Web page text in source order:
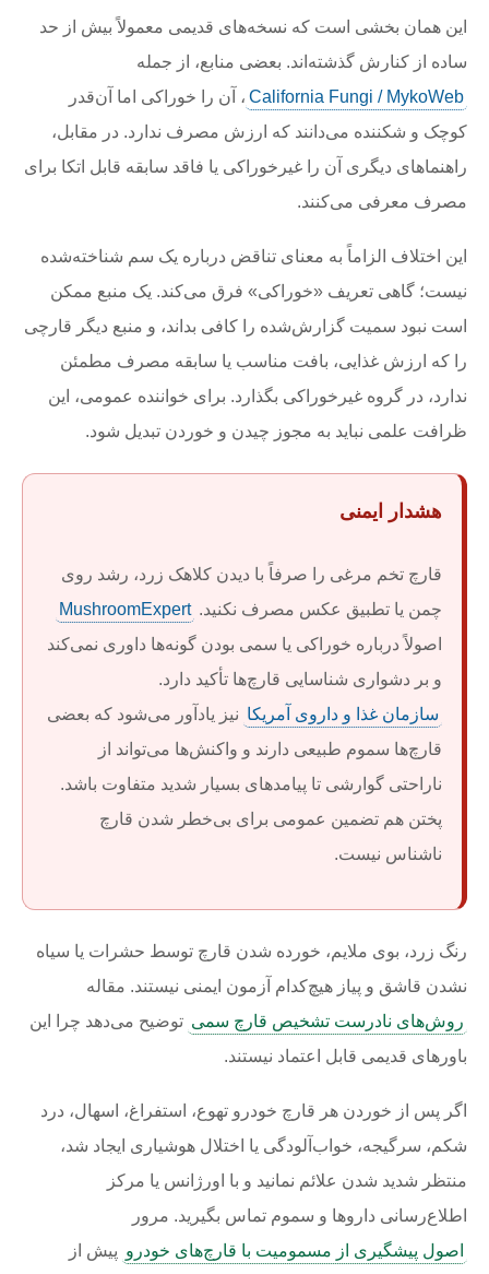
این همان بخشی است که نسخه‌های قدیمی معمولاً بیش از حد
ساده از کنارش گذشته‌اند. بعضی منابع، از جمله
California Fungi / MykoWeb ، آن را خوراکی اما آن‌قدر
کوچک و شکننده می‌دانند که ارزش مصرف ندارد. در مقابل،
راهنماهای دیگری آن را غیرخوراکی یا فاقد سابقه قابل اتکا برای
مصرف معرفی می‌کنند.
این اختلاف الزاماً به معنای تناقض درباره یک سم شناخته‌شده
نیست؛ گاهی تعریف «خوراکی» فرق می‌کند. یک منبع ممکن
است نبود سمیت گزارش‌شده را کافی بداند، و منبع دیگر قارچی
را که ارزش غذایی، بافت مناسب یا سابقه مصرف مطمئن
ندارد، در گروه غیرخوراکی بگذارد. برای خواننده عمومی، این
ظرافت علمی نباید به مجوز چیدن و خوردن تبدیل شود.
هشدار ایمنی
قارچ تخم مرغی را صرفاً با دیدن کلاهک زرد، رشد روی
چمن یا تطبیق عکس مصرف نکنید. MushroomExpert
اصولاً درباره خوراکی یا سمی بودن گونه‌ها داوری نمی‌کند
و بر دشواری شناسایی قارچ‌ها تأکید دارد.
سازمان غذا و داروی آمریکا نیز یادآور می‌شود که بعضی
قارچ‌ها سموم طبیعی دارند و واکنش‌ها می‌تواند از
ناراحتی گوارشی تا پیامدهای بسیار شدید متفاوت باشد.
پختن هم تضمین عمومی برای بی‌خطر شدن قارچ
ناشناس نیست.
رنگ زرد، بوی ملایم، خورده شدن قارچ توسط حشرات یا سیاه
نشدن قاشق و پیاز هیچ‌کدام آزمون ایمنی نیستند. مقاله
روش‌های نادرست تشخیص قارچ سمی توضیح می‌دهد چرا این
باورهای قدیمی قابل اعتماد نیستند.
اگر پس از خوردن هر قارچ خودرو تهوع، استفراغ، اسهال، درد
شکم، سرگیجه، خواب‌آلودگی یا اختلال هوشیاری ایجاد شد،
منتظر شدید شدن علائم نمانید و با اورژانس یا مرکز
اطلاع‌رسانی داروها و سموم تماس بگیرید. مرور
اصول پیشگیری از مسمومیت با قارچ‌های خودرو پیش از